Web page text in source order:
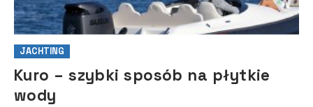
JACHTING
Kuro – szybki sposób na płytkie
wody